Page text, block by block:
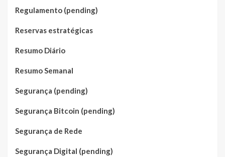
Regulamento (pending)
Reservas estratégicas
Resumo Diário
Resumo Semanal
Segurança (pending)
Segurança Bitcoin (pending)
Segurança de Rede
Segurança Digital (pending)